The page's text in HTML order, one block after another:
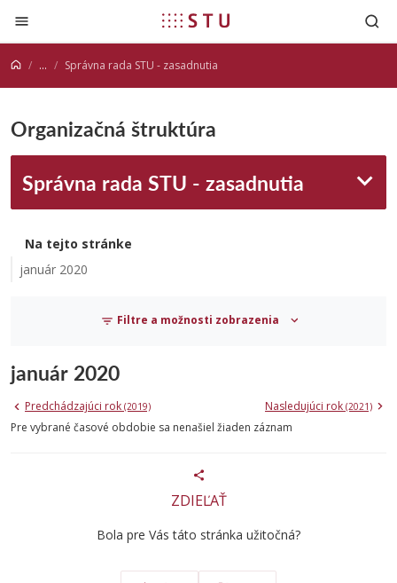
Prejsť na obsah
... Správna rada STU - zasadnutia
Organizačná štruktúra
Správna rada STU - zasadnutia
Na tejto stránke
január 2020
Filtre a možnosti zobrazenia
január 2020
Predchádzajúci rok (2019) Nasledujúci rok (2021)
Pre vybrané časové obdobie sa nenašiel žiaden záznam
ZDIEĽAŤ
Bola pre Vás táto stránka užitočná?